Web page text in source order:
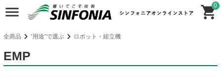
0
全商品 “用途”で選ぶ ロボット・組立機
EMP